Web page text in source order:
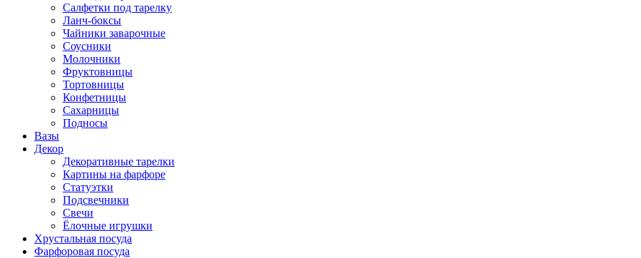
Салфетки под тарелку
Ланч-боксы
Чайники заварочные
Соусники
Молочники
Фруктовницы
Тортовницы
Конфетницы
Сахарницы
Подносы
Вазы
Декор
Декоративные тарелки
Картины на фарфоре
Статуэтки
Подсвечники
Свечи
Ёлочные игрушки
Хрустальная посуда
Фарфоровая посуда